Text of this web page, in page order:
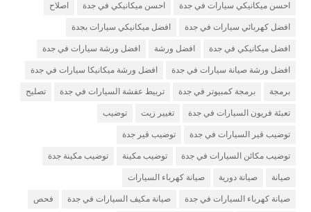
احسن ميكانيكي سيارات في جدة احسن ميكانيكي في جدة اصلاح
افضل كهربائي سيارات في جدة افضل ميكانيكي سيارات بجدة
افضل ميكانيكي في جدة افضل ورشة افضل ورشة سيارات في جدة
افضل ورشة صيانة سيارات في جدة افضل ورشة ميكانيكا سيارات في جدة
برمجة برمجة كمبيوتر في جدة تربيط عفشة السيارات في جدة تصليح
تعبئة فريون السيارات في جدة تغيير زيت توضيب
توضيب قير السيارات في جدة توضيب قير جدة
توضيب مكائن السيارات في جدة توضيب مكينة توضيب مكينة جدة
صيانة صيانة دورية صيانة كهرباء السيارات
صيانة كهرباء السيارات في جدة صيانة مكيف السيارات في جدة فحص